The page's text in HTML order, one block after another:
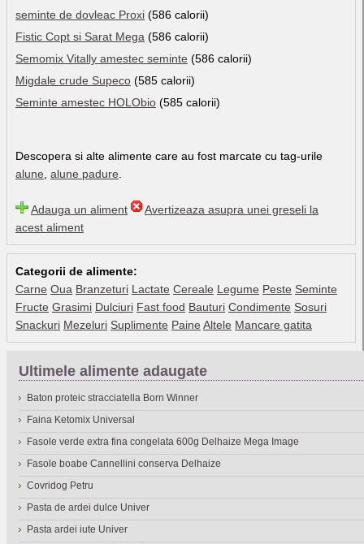
seminte de dovleac Proxi (586 calorii)
Fistic Copt si Sarat Mega (586 calorii)
Semomix Vitally amestec seminte (586 calorii)
Migdale crude Supeco (585 calorii)
Seminte amestec HOLObio (585 calorii)
Descopera si alte alimente care au fost marcate cu tag-urile
alune alune padure
Adauga un aliment
Avertizeaza asupra unei greseli la
acest aliment
Categorii de alimente:
Carne Oua Branzeturi Lactate Cereale Legume Peste Seminte
Fructe Grasimi Dulciuri Fast food Bauturi Condimente Sosuri
Snackuri Mezeluri Suplimente Paine Altele Mancare gatita
Ultimele alimente adaugate
Baton proteic stracciatella Born Winner
Faina Ketomix Universal
Fasole verde extra fina congelata 600g Delhaize Mega Image
Fasole boabe Cannellini conserva Delhaize
Covridog Petru
Pasta de ardei dulce Univer
Pasta ardei iute Univer